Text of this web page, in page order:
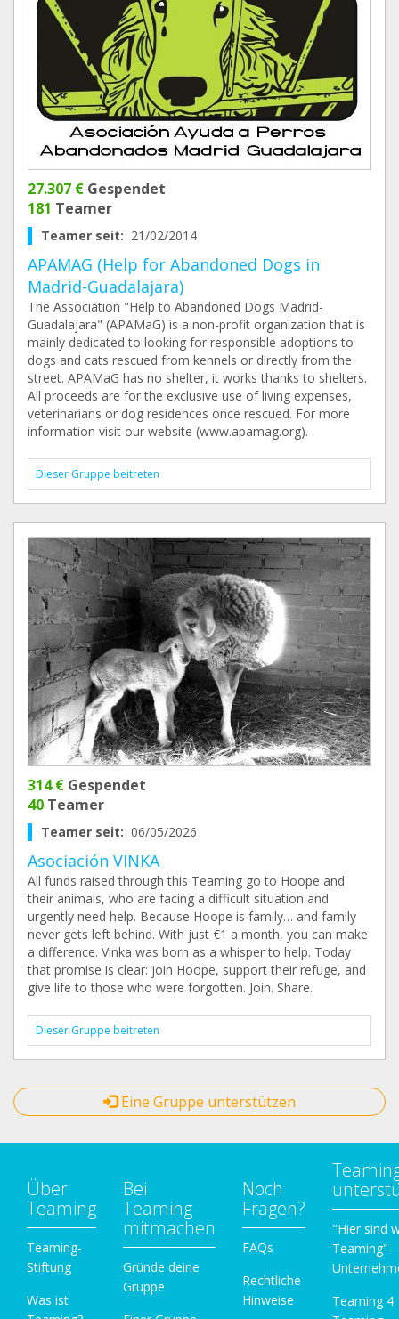
27.307 € Gespendet
181 Teamer
Teamer seit: 21/02/2014
APAMAG (Help for Abandoned Dogs in
Madrid-Guadalajara)
The Association "Help to Abandoned Dogs Madrid-
Guadalajara" (APAMaG) is a non-profit organization that is
mainly dedicated to looking for responsible adoptions to
dogs and cats rescued from kennels or directly from the
street. APAMaG has no shelter, it works thanks to shelters.
All proceeds are for the exclusive use of living expenses,
veterinarians or dog residences once rescued. For more
information visit our website (www.apamag.org).
Dieser Gruppe beitreten
314 € Gespendet
40 Teamer
Teamer seit: 06/05/2026
Asociación VINKA
All funds raised through this Teaming go to Hoope and
their animals, who are facing a difficult situation and
urgently need help. Because Hoope is family… and family
never gets left behind. With just €1 a month, you can make
a difference. Vinka was born as a whisper to help. Today
that promise is clear: join Hoope, support their refuge, and
give life to those who were forgotten. Join. Share.
Dieser Gruppe beitreten
Eine Gruppe unterstützen
Über
Teaming
Teaming-
Stiftung
Was ist
Bei
Teaming
mitmachen
Gründe deine
Gruppe
Noch
Fragen?
FAQs
Rechtliche
Hinweise
"Hier sind
Teaming"-
Teaming 4